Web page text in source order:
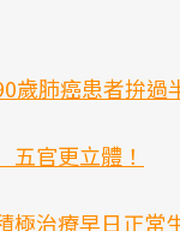
肺癌患者拚過
官更立體！
治療早日正常